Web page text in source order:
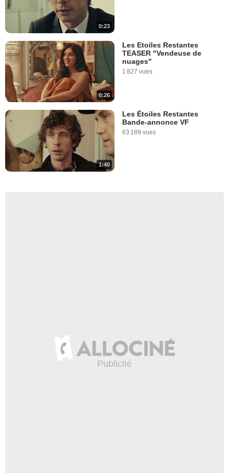
0:23
0:26
Les Etoiles Restantes
TEASER "Vendeuse de
nuages"
1 827 vues
1:40
Les Étoiles Restantes
Bande-annonce VF
63 189 vues